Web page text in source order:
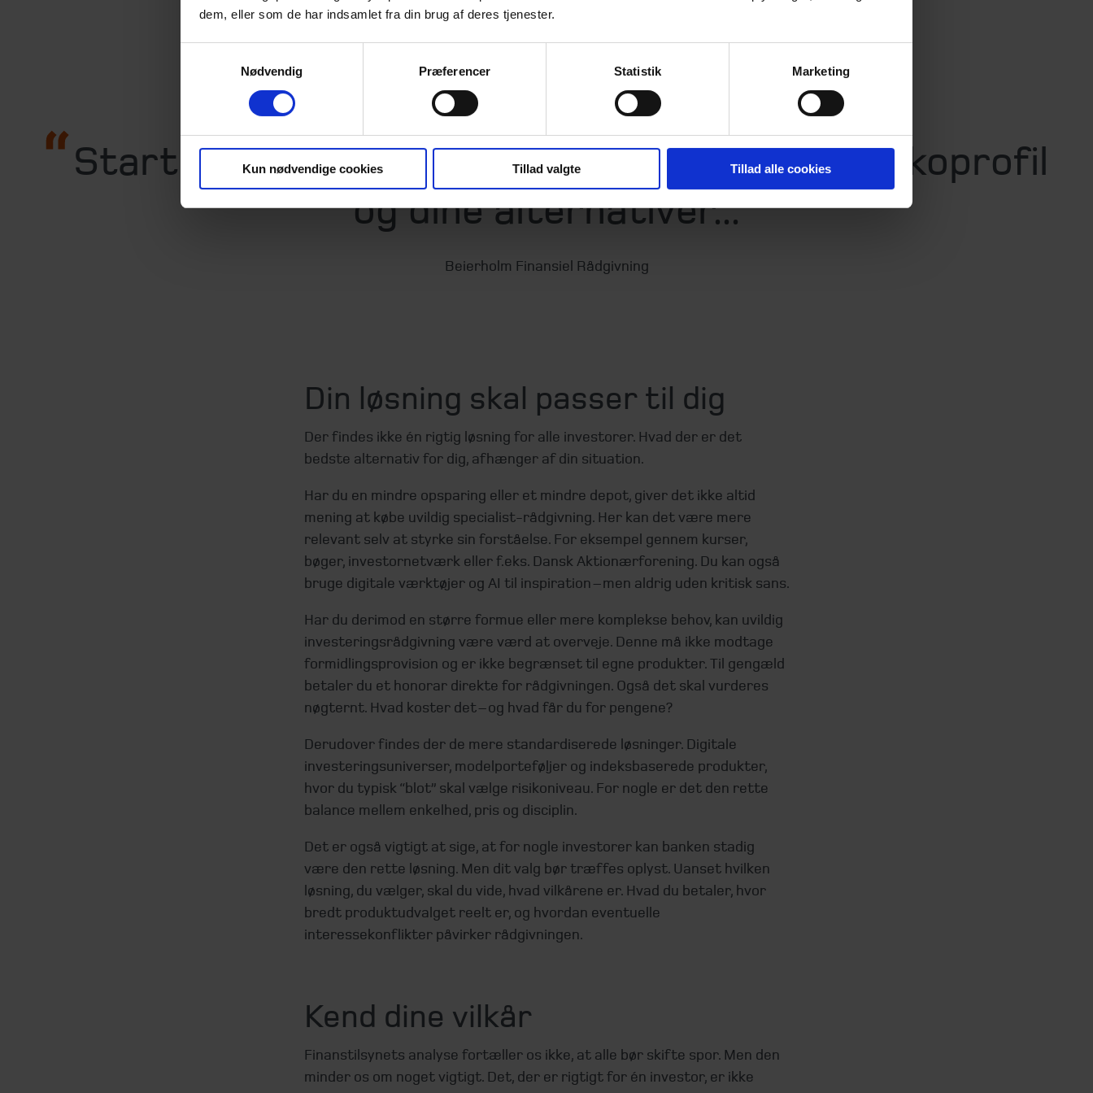
dem, eller som de har indsamlet fra din brug af deres tjenester.
Nødvendig
Præferencer Statistik Marketing
Kun nødvendige cookies Tillad valgte Tillad alle cookies
med. Og overvej, om uafhængig rådgivning kan være en mulighed for dig.
Start med at se på dine omkostninger, din risikoprofil
og dine alternativer...
Beierholm Finansiel Rådgivning
Din løsning skal passer til dig
Der findes ikke én rigtig løsning for alle investorer. Hvad der er det
bedste alternativ for dig, afhænger af din situation.
Har du en mindre opsparing eller et mindre depot, giver det ikke altid
mening at købe uvildig specialist-rådgivning. Her kan det være mere
relevant selv at styrke sin forståelse. For eksempel gennem kurser,
bøger, investornetværk eller f.eks. Dansk Aktionærforening. Du kan også
bruge digitale værktøjer og AI til inspiration – men aldrig uden kritisk sans.
Har du derimod en større formue eller mere komplekse behov, kan uvildig
investeringsrådgivning være værd at overveje. Denne må ikke modtage
formidlingsprovision og er ikke begrænset til egne produkter. Til gengæld
betaler du et honorar direkte for rådgivningen. Også det skal vurderes
nøgternt. Hvad koster det – og hvad får du for pengene?
Derudover findes der de mere standardiserede løsninger. Digitale
investeringsuniverser, modelporteføljer og indeksbaserede produkter,
hvor du typisk “blot” skal vælge risikoniveau. For nogle er det den rette
balance mellem enkelhed, pris og disciplin.
Det er også vigtigt at sige, at for nogle investorer kan banken stadig
være den rette løsning. Men dit valg bør træffes oplyst. Uanset hvilken
løsning, du vælger, skal du vide, hvad vilkårene er. Hvad du betaler, hvor
bredt produktudvalget reelt er, og hvordan eventuelle
interessekonflikter påvirker rådgivningen.
Kend dine vilkår
Finanstilsynets analyse fortæller os ikke, at alle bør skifte spor. Men den
minder os om noget vigtigt. Det, der er rigtigt for én investor, er ikke